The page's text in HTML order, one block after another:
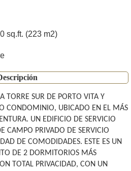
sq.ft. (223 m2)
TORRE SUR DE PORTO VITA Y
CONDOMINIO, UBICADO EN EL MÁS
UN EDIFICIO DE SERVICIO
CAMPO PRIVADO DE SERVICIO
DE COMODIDADES. ESTE ES UN
DE 2 DORMITORIOS MÁS
TOTAL PRIVACIDAD, CON UN